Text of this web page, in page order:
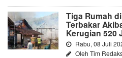
Tiga Rumah
Terbakar
Kerugian 520
Rabu, 08 Juli
Oleh Tim